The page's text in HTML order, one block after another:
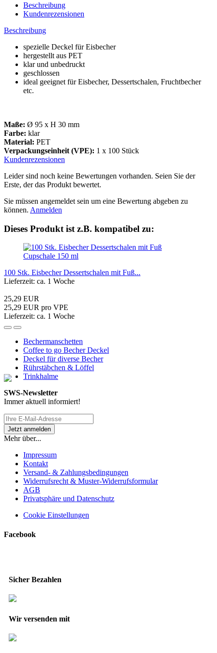
Beschreibung
Kundenrezensionen
Beschreibung
spezielle Deckel für Eisbecher
hergestellt aus PET
klar und unbedruckt
geschlossen
ideal geeignet für Eisbecher, Dessertschalen, Fruchtbecher
etc.
Maße: Ø 95 x H 30 mm
Farbe: klar
Material: PET
Verpackungseinheit (VPE): 1 x 100 Stück
Kundenrezensionen
Leider sind noch keine Bewertungen vorhanden. Seien Sie der
Erste, der das Produkt bewertet.
Sie müssen angemeldet sein um eine Bewertung abgeben zu
können. Anmelden
Dieses Produkt ist z.B. kompatibel zu:
100 Stk. Eisbecher Dessertschalen mit Fuß...
Lieferzeit: ca. 1 Woche
25,29 EUR
25,29 EUR pro VPE
Lieferzeit: ca. 1 Woche
Bechermanschetten
Coffee to go Becher Deckel
Deckel für diverse Becher
Rührstäbchen & Löffel
Trinkhalme
SWS-Newsletter
Immer aktuell informiert!
Mehr über...
Impressum
Kontakt
Versand- & Zahlungsbedingungen
Widerrufsrecht & Muster-Widerrufsformular
AGB
Privatsphäre und Datenschutz
Cookie Einstellungen
Facebook
Sicher Bezahlen
Wir versenden mit